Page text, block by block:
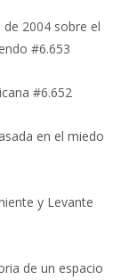
de 2004 sobre el
#6.653
#6.652
en el miedo
y Levante
de un espacio